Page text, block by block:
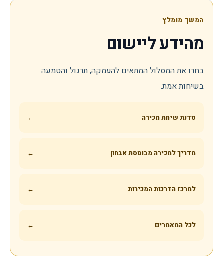
המשך מומלץ
מהידע ליישום
בחרו את המסלול המתאים להעמקה, תרגול והטמעה
בשיחות אמת.
סדנת שיחת מכירה ←
מדריך למכירה מבוססת אבחון ←
למרכז הדרכות המכירות ←
לכל המאמרים ←